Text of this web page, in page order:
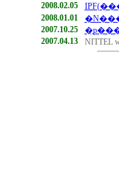
2008.02.05
2008.01.01
2007.10.25
2007.04.13